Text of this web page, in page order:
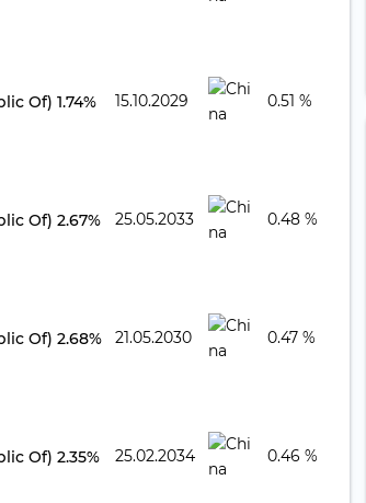
Of) 1.74% 15.10.2029 0.51 %
Of) 2.67% 25.05.2033 0.48 %
Of) 2.68% 21.05.2030 0.47 %
Of) 2.35% 25.02.2034 0.46 %